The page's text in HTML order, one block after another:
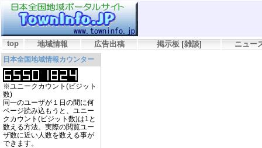
top 地域情報 広告出稿 掲示板 [雑談] ニュー
日本全国地域情報カウンター
※ユニークカウント(ビジット
数)
同一のユーザが１日の間に何
ページ読み込もうと、ユニー
クカウント(ビジット数)は1と
数える方法。実際の閲覧ユー
ザ数に近い人数を数える事が
できます。